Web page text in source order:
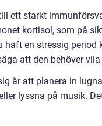
ett starkt
kortisol, som på
haft en stressig
att den behöver
är att planera in
lyssna på musik.